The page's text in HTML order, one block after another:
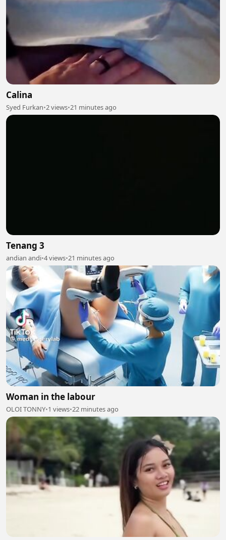
Calina
Syed Furkan•2 views•21 minutes ago
Tenang 3
andian andi•4 views•21 minutes ago
Woman in the labour
OLOI TONNY•1 views•22 minutes ago